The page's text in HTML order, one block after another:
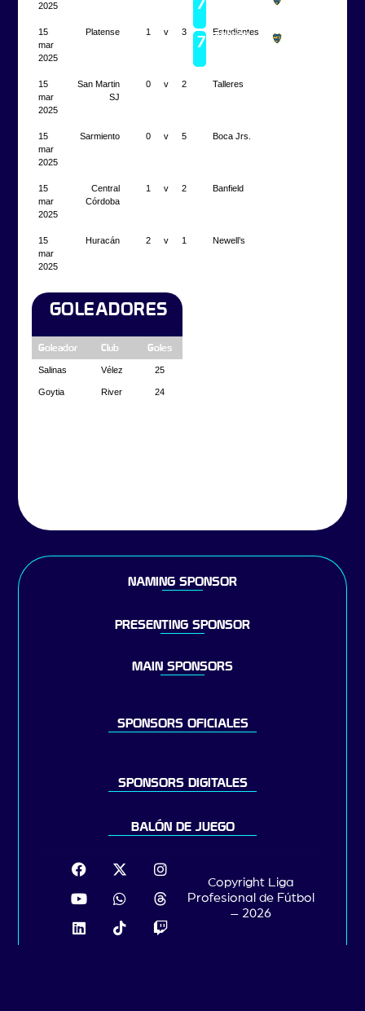
2025
15
mar
2025
Platense 1 v 3 Estudiantes
15
mar
2025
San Martin
SJ
0 v 2 Talleres
15
mar
2025
Sarmiento 0 v 5 Boca Jrs.
15
mar
2025
Central
Córdoba
1 v 2 Banfield
15
mar
2025
Huracán 2 v 1 Newell’s
GOLEADORES
Goleador Club Goles
Salinas Vélez 25
Goytia River 24
7
7Campeón
NAMING SPONSOR
PRESENTING SPONSOR
MAIN SPONSORS
SPONSORS OFICIALES
SPONSORS DIGITALES
BALÓN DE JUEGO
Copyright Liga
Profesional de Fútbol
– 2026